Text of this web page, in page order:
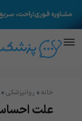
خانه » روانپزشکی »
علت